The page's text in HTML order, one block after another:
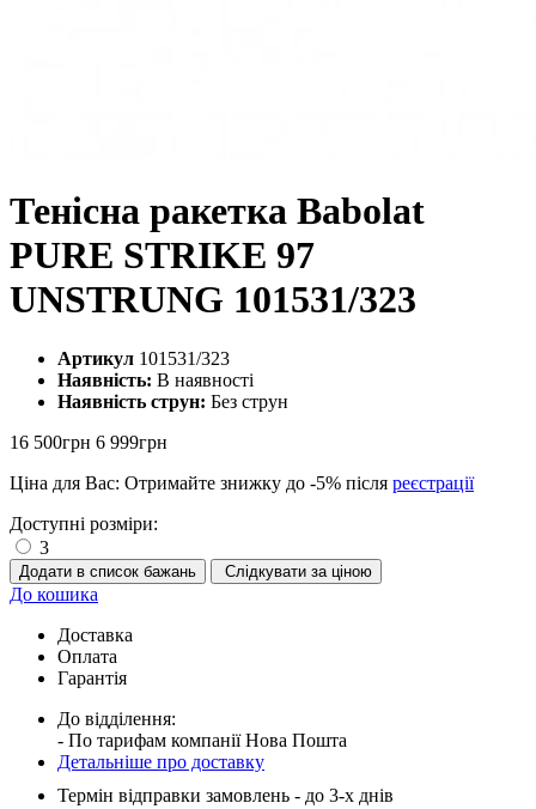
Тенісна ракетка Babolat
PURE STRIKE 97
UNSTRUNG 101531/323
Артикул 101531/323
Наявність: В наявності
Наявність струн: Без струн
16 500грн 6 999грн
Ціна для Вас: Отримайте знижку до -5% після реєстрації
Доступні розміри:
3
Додати в список бажань Слідкувати за ціною
До кошика
Доставка
Оплата
Гарантія
До відділення:
- По тарифам компанії Нова Пошта
Детальніше про доставку
Термін відправки замовлень - до 3-х днів